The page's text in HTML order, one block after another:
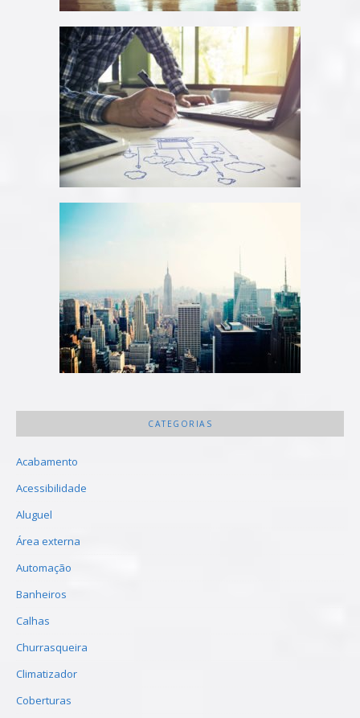
CATEGORIAS
Acabamento
Acessibilidade
Aluguel
Área externa
Automação
Banheiros
Calhas
Churrasqueira
Climatizador
Coberturas